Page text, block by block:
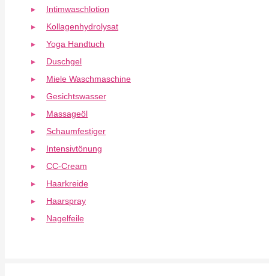
Intimwaschlotion
Kollagenhydrolysat
Yoga Handtuch
Duschgel
Miele Waschmaschine
Gesichtswasser
Massageöl
Schaumfestiger
Intensivtönung
CC-Cream
Haarkreide
Haarspray
Nagelfeile